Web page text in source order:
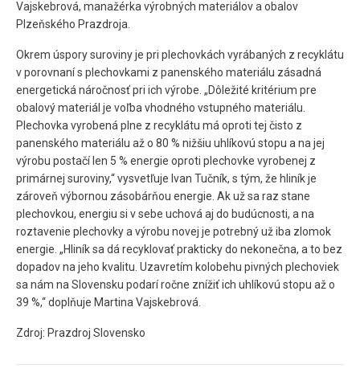
Vajskebrová, manažérka výrobných materiálov a obalov
Plzeňského Prazdroja.
Okrem úspory suroviny je pri plechovkách vyrábaných z recyklátu
v porovnaní s plechovkami z panenského materiálu zásadná
energetická náročnosť pri ich výrobe. „Dôležité kritérium pre
obalový materiál je voľba vhodného vstupného materiálu.
Plechovka vyrobená plne z recyklátu má oproti tej čisto z
panenského materiálu až o 80 % nižšiu uhlíkovú stopu a na jej
výrobu postačí len 5 % energie oproti plechovke vyrobenej z
primárnej suroviny,“ vysvetľuje Ivan Tučník, s tým, že hliník je
zároveň výbornou zásobárňou energie. Ak už sa raz stane
plechovkou, energiu si v sebe uchová aj do budúcnosti, a na
roztavenie plechovky a výrobu novej je potrebný už iba zlomok
energie. „Hliník sa dá recyklovať prakticky do nekonečna, a to bez
dopadov na jeho kvalitu. Uzavretím kolobehu pivných plechoviek
sa nám na Slovensku podarí ročne znížiť ich uhlíkovú stopu až o
39 %,“ doplňuje Martina Vajskebrová.
Zdroj: Prazdroj Slovensko